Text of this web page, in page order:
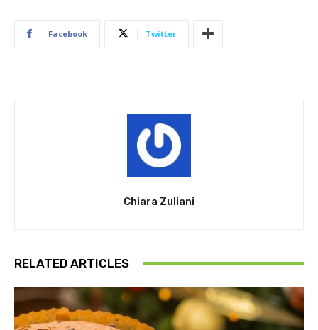
Facebook Twitter
Chiara Zuliani
RELATED ARTICLES